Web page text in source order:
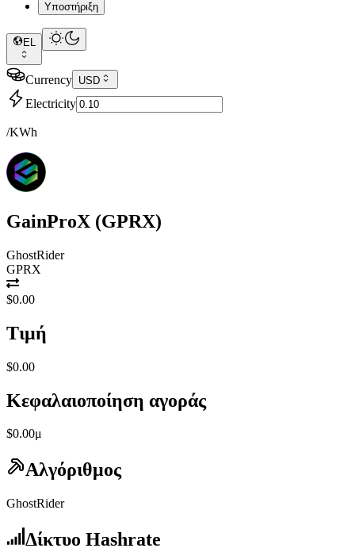
Υποστήριξη
EL
Currency USD
Electricity
/KWh
GainProX (GPRX)
GhostRider
GPRX
$0.00
Τιμή
$0.00
Κεφαλαιοποίηση αγοράς
$0.00μ
Αλγόριθμος
GhostRider
Δίκτυο Hashrate